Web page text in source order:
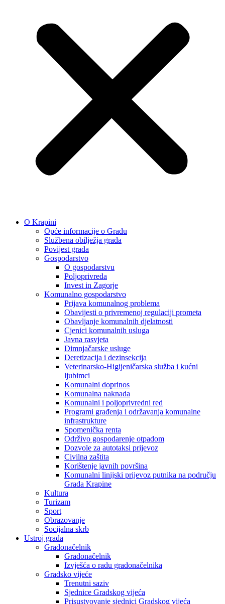
O Krapini
Opće informacije o Gradu
Službena obilježja grada
Povijest grada
Gospodarstvo
O gospodarstvu
Poljoprivreda
Invest in Zagorje
Komunalno gospodarstvo
Prijava komunalnog problema
Obavijesti o privremenoj regulaciji prometa
Obavljanje komunalnih djelatnosti
Cjenici komunalnih usluga
Javna rasvjeta
Dimnjačarske usluge
Deretizacija i dezinsekcija
Veterinarsko-Higijeničarska služba i kućni
ljubimci
Komunalni doprinos
Komunalna naknada
Komunalni i poljoprivredni red
Programi građenja i održavanja komunalne
infrastrukture
Spomenička renta
Održivo gospodarenje otpadom
Dozvole za autotaksi prijevoz
Civilna zaštita
Korištenje javnih površina
Komunalni linijski prijevoz putnika na području
Grada Krapine
Kultura
Turizam
Sport
Obrazovanje
Socijalna skrb
Ustroj grada
Gradonačelnik
Gradonačelnik
Izvješća o radu gradonačelnika
Gradsko vijeće
Trenutni saziv
Sjednice Gradskog vijeća
Prisustvovanje sjednici Gradskog vijeća